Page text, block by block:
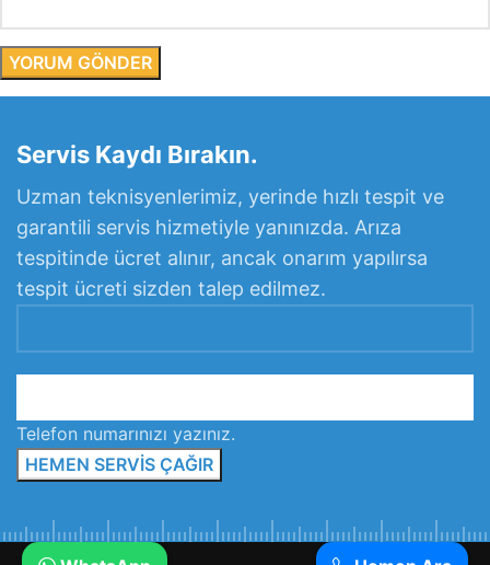
Servis Kaydı Bırakın.
Uzman teknisyenlerimiz, yerinde hızlı tespit ve
garantili servis hizmetiyle yanınızda. Arıza
tespitinde ücret alınır, ancak onarım yapılırsa
tespit ücreti sizden talep edilmez.
Telefon numarınızı yazınız.